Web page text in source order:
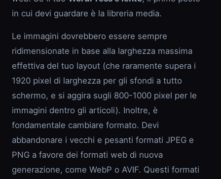
in cui devi guardare è la libreria media.
Le immagini dovrebbero essere sempre
ridimensionate in base alla larghezza massima
effettiva del tuo layout (che raramente supera i
1920 pixel di larghezza per gli sfondi a tutto
schermo, e si aggira sugli 800-1000 pixel per le
immagini dentro gli articoli). Inoltre, è
fondamentale cambiare formato. Devi
abbandonare i vecchi e pesanti formati JPEG e
PNG a favore dei formati web di nuova
generazione, come WebP o AVIF. Questi formati